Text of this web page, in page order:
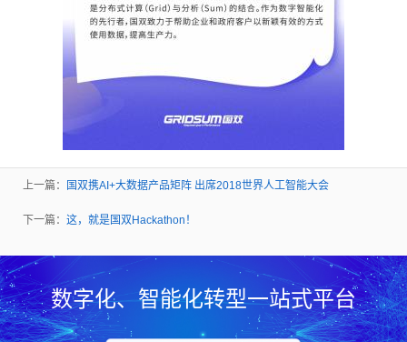
上一篇： 国双携AI+大数据产品矩阵 出席2018世界人工智能大会
下一篇： 这，就是国双Hackathon！
数字化、智能化转型一站式平台